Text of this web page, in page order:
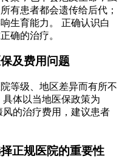
有患者都会遗传给后代；
生育能力。 正确认识白
确的治疗。
及费用问题
等级、地区差异而有所不
体以当地医保政策为
的治疗费用，建议患者
正规医院的重要性